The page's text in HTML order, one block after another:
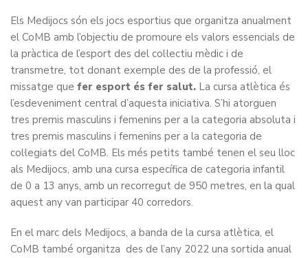
Els Medijocs són els jocs esportius que organitza anualment
el CoMB amb l’objectiu de promoure els valors essencials de
la pràctica de l’esport des del col·lectiu mèdic i de
transmetre, tot donant exemple des de la professió, el
missatge que fer esport és fer salut. La cursa atlètica és
l’esdeveniment central d’aquesta iniciativa. S’hi atorguen
tres premis masculins i femenins per a la categoria absoluta i
tres premis masculins i femenins per a la categoria de
col·legiats del CoMB. Els més petits també tenen el seu lloc
als Medijocs, amb una cursa específica de categoria infantil
de 0 a 13 anys, amb un recorregut de 950 metres, en la qual
aquest any van participar 40 corredors.
En el marc dels Medijocs, a banda de la cursa atlètica, el
CoMB també organitza des de l’any 2022 una sortida anual